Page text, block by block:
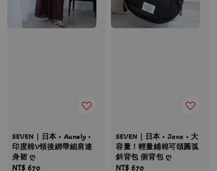
SEVEN｜日本 • Aunely •
印度棉V領後綁帶細肩連
身裙 ღ
Regular
NT$ 670
SEVEN｜日本 • Java • 大
容量！輕量鋪棉可頌圓弧
斜背包 側背包 ღ
Regular
NT$ 670